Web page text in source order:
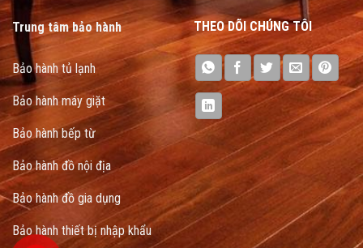
Trung tâm bảo hành
Bảo hành tủ lạnh
Bảo hành máy giặt
Bảo hành bếp từ
Bảo hành đồ nội địa
Bảo hành đồ gia dụng
Bảo hành thiết bị nhập khẩu
THEO DÕI CHÚNG TÔI